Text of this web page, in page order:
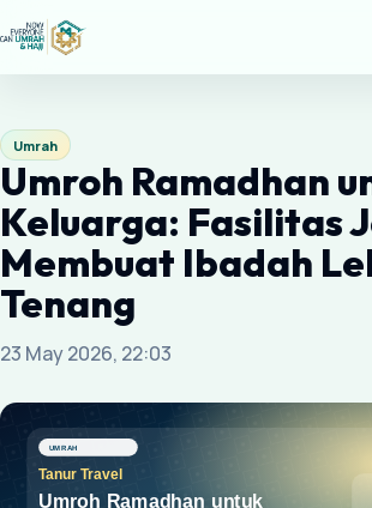
Umrah
Umroh Ramadhan
Keluarga: Fasilitas
Membuat Ibadah
Tenang
23 May 2026, 22:03